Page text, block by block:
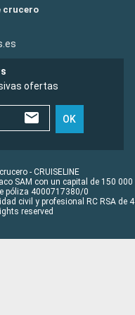
crucero
ofertas
OK
- CRUISELINE
SAM con un capital de 150 000
póliza 4000717380/0
civil y profesional RC RSA de
reserved